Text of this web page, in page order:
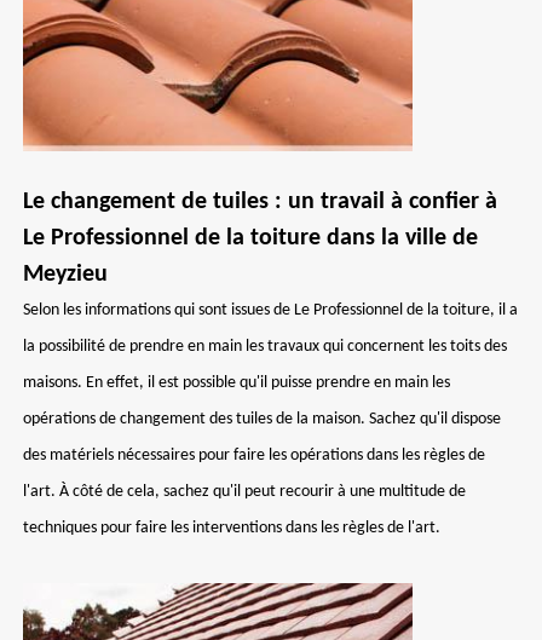
Le changement de tuiles : un travail à confier à
Le Professionnel de la toiture dans la ville de
Meyzieu
Selon les informations qui sont issues de Le Professionnel de la toiture, il a
la possibilité de prendre en main les travaux qui concernent les toits des
maisons. En effet, il est possible qu'il puisse prendre en main les
opérations de changement des tuiles de la maison. Sachez qu'il dispose
des matériels nécessaires pour faire les opérations dans les règles de
l'art. À côté de cela, sachez qu'il peut recourir à une multitude de
techniques pour faire les interventions dans les règles de l'art.